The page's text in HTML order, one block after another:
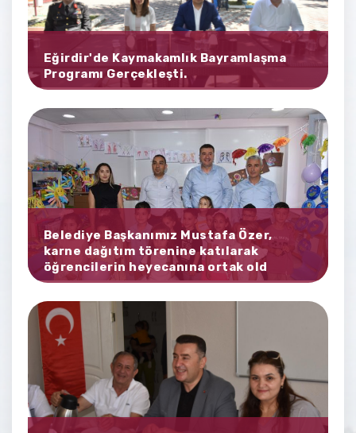
Eğirdir'de Kaymakamlık Bayramlaşma
Programı Gerçekleşti.
Belediye Başkanımız Mustafa Özer,
karne dağıtım törenine katılarak
öğrencilerin heyecanına ortak old